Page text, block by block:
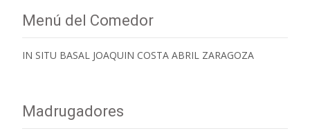
Menú del Comedor
IN SITU BASAL JOAQUIN COSTA ABRIL ZARAGOZA
Madrugadores